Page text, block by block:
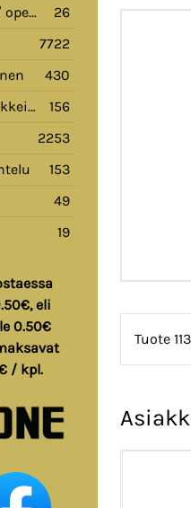
26
7722
430
156
2253
153
49
19
eli
0.50€
/ kpl.
Tuote